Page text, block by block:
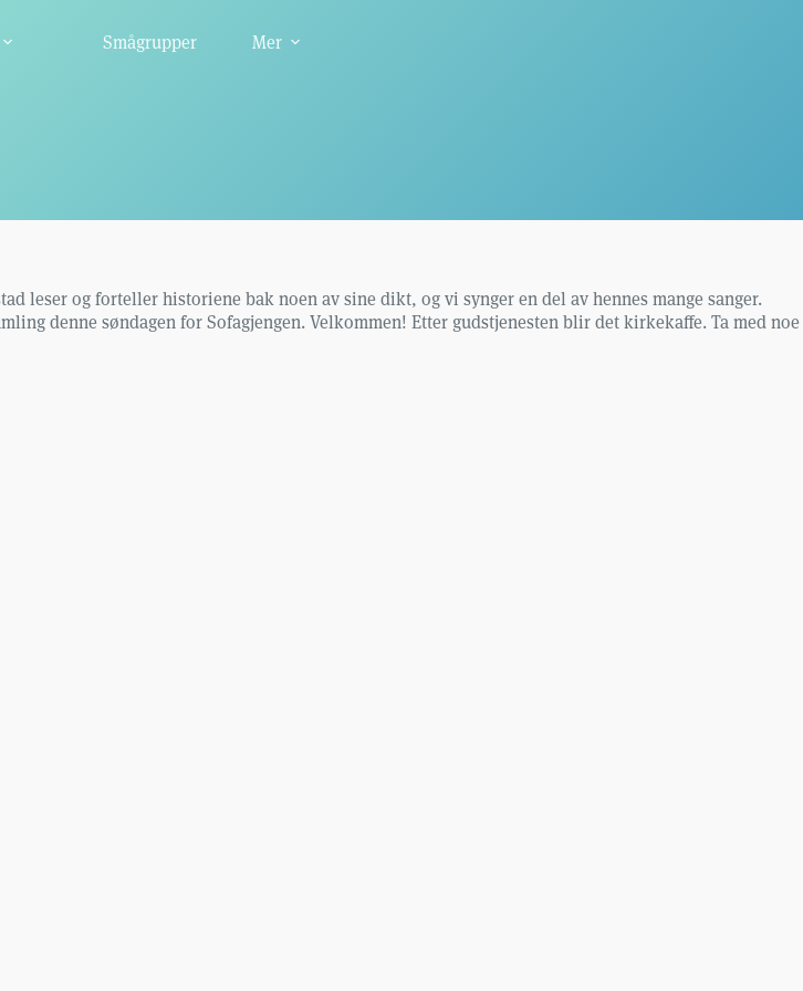
Smågrupper Mer
leser og forteller historiene bak noen av sine dikt, og vi synger en del av hennes mange sanger.
denne søndagen for Sofagjengen. Velkommen! Etter gudstjenesten blir det kirkekaffe. Ta med noe